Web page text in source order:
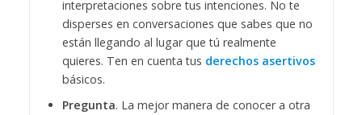
interpretaciones sobre tus intenciones. No te
disperses en conversaciones que sabes que no
están llegando al lugar que tú realmente
quieres. Ten en cuenta tus derechos asertivos
básicos.
Pregunta. La mejor manera de conocer a otra